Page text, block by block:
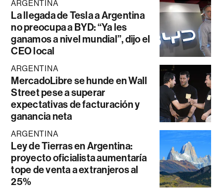
ARGENTINA
La llegada de Tesla a Argentina
no preocupa a BYD: “Ya les
ganamos a nivel mundial”, dijo el
CEO local
ARGENTINA
MercadoLibre se hunde en Wall
Street pese a superar
expectativas de facturación y
ganancia neta
ARGENTINA
Ley de Tierras en Argentina:
proyecto oficialista aumentaría
tope de venta a extranjeros al
25%